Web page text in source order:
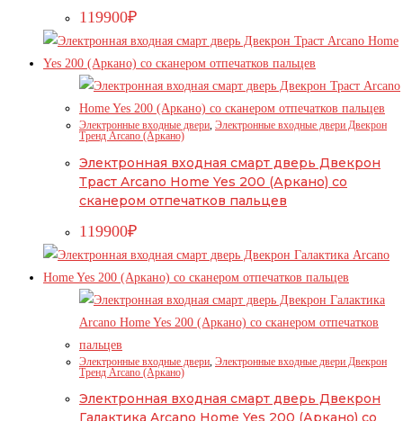
119900₽
Электронные входные двери, Электронные входные двери Двекрон
Тренд Arcano (Аркано)
Электронная входная смарт дверь Двекрон
Траст Arcano Home Yes 200 (Аркано) со
сканером отпечатков пальцев
119900₽
Электронные входные двери Электронные входные двери Двекрон
Тренд Arcano (Аркано)
Электронная входная смарт дверь Двекрон
Галактика Arcano Home Yes 200 (Аркано) со